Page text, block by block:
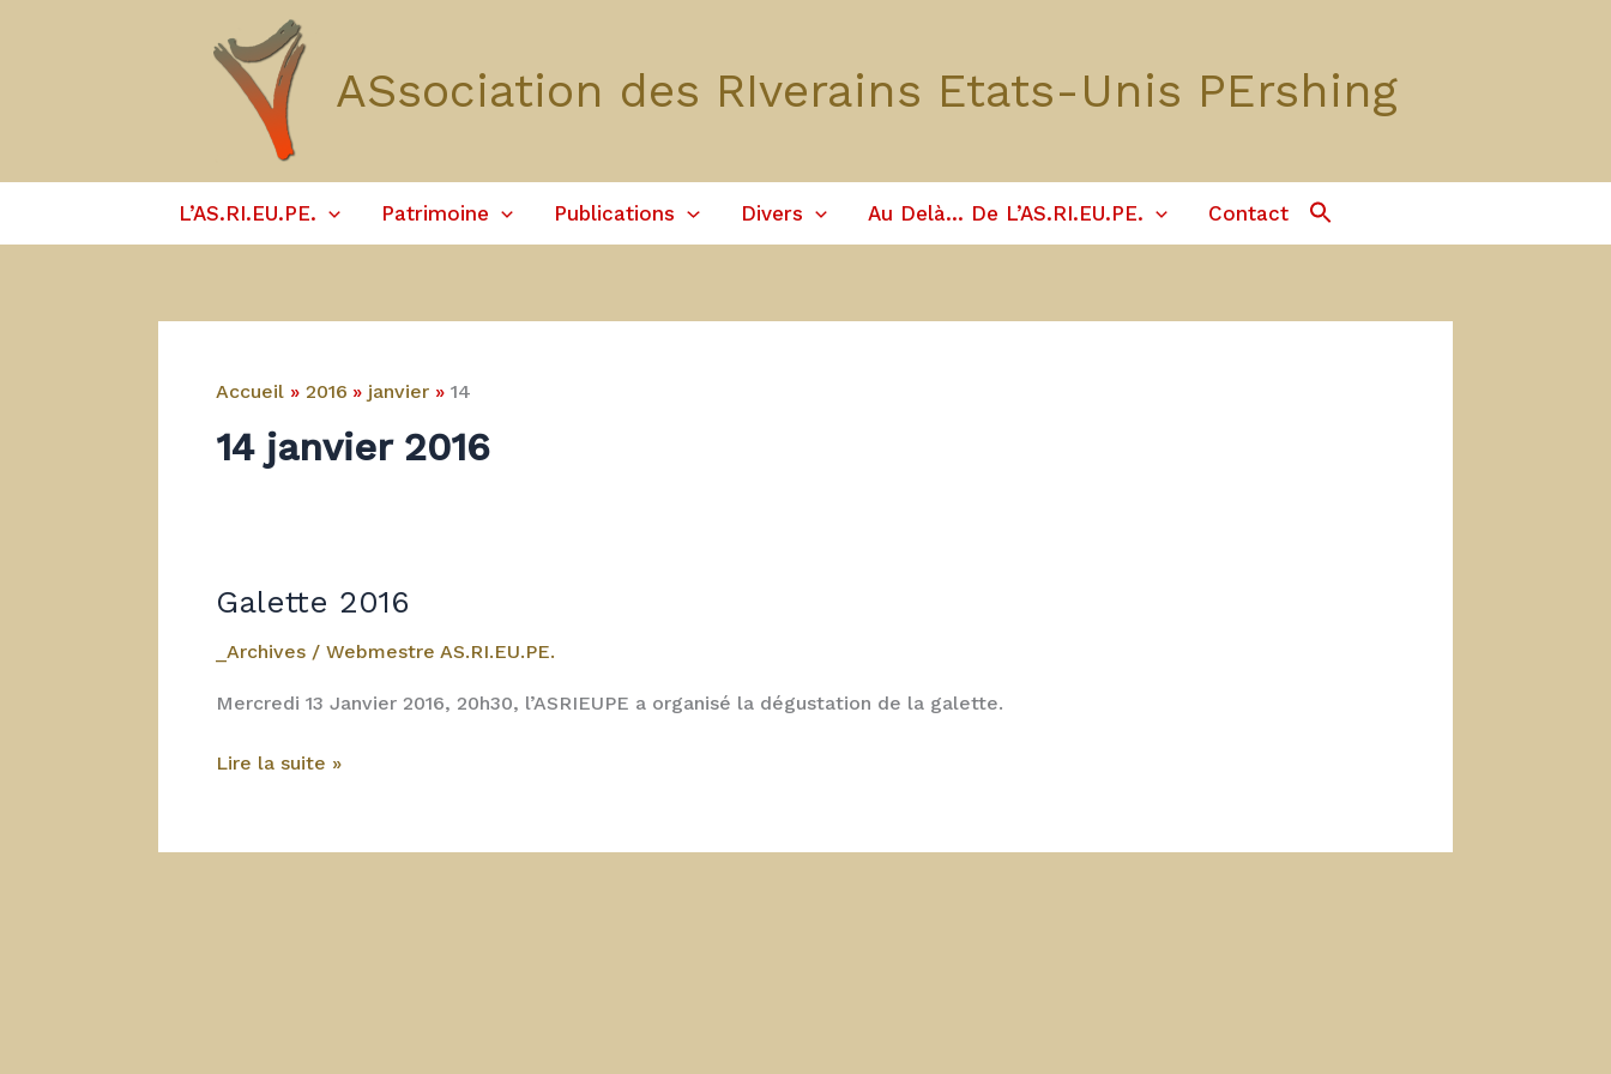
ASsociation des RIverains Etats-Unis PErshing
L’AS.RI.EU.PE. Patrimoine Publications Divers Au Delà… De L’AS.RI.EU.PE. Contact
Search Button
Accueil 2016 janvier 14
14 janvier 2016
Galette 2016
_Archives / Webmestre AS.RI.EU.PE.
Mercredi 13 Janvier 2016, 20h30, l’ASRIEUPE a organisé la dégustation de la galette.
Galette
Lire la suite »